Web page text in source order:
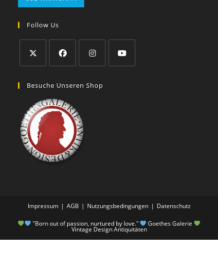
Follow Us
Besuche Unseren Shop
Impressum AGB Nutzungsbedingungen Datenschutz
"Born out of passion, nurtured by love." Goethes Galerie
Vintage Design Antiquitäten